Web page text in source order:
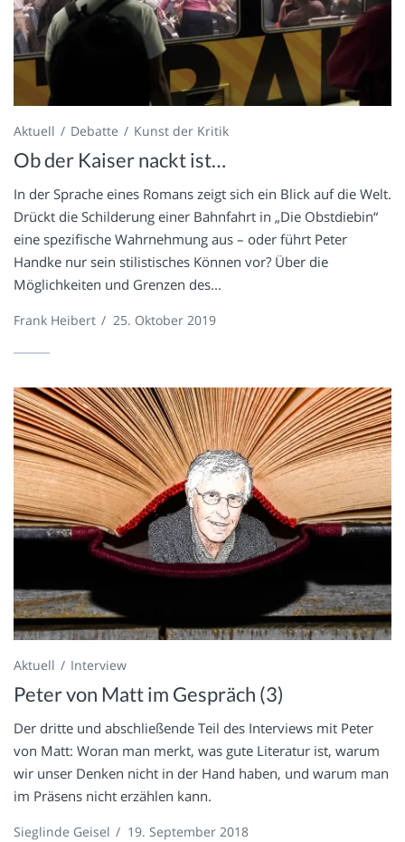
Aktuell Debatte Kunst der Kritik
Ob der Kaiser nackt ist…
In der Sprache eines Romans zeigt sich ein Blick auf die Welt.
Drückt die Schilderung einer Bahnfahrt in „Die Obstdiebin“
eine spezifische Wahrnehmung aus – oder führt Peter
Handke nur sein stilistisches Können vor? Über die
Möglichkeiten und Grenzen des...
Frank Heibert / 25. Oktober 2019
Aktuell Interview
Peter von Matt im Gespräch (3)
Der dritte und abschließende Teil des Interviews mit Peter
von Matt: Woran man merkt, was gute Literatur ist, warum
wir unser Denken nicht in der Hand haben, und warum man
im Präsens nicht erzählen kann.
Sieglinde Geisel / 19. September 2018